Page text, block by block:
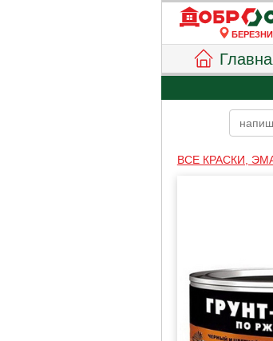
ВСЕ КРАСКИ,